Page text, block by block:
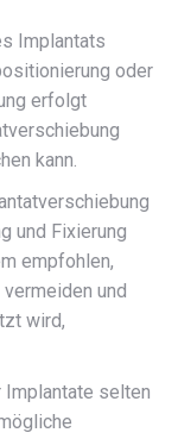
Implantats
oder
erfolgt
kann.
und Fixierung
empfohlen,
und
wird,
Implantate selten